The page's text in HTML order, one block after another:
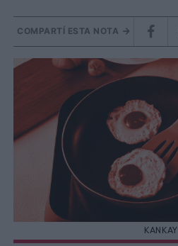
COMPARTÍ ESTA NOTA
KANKAY